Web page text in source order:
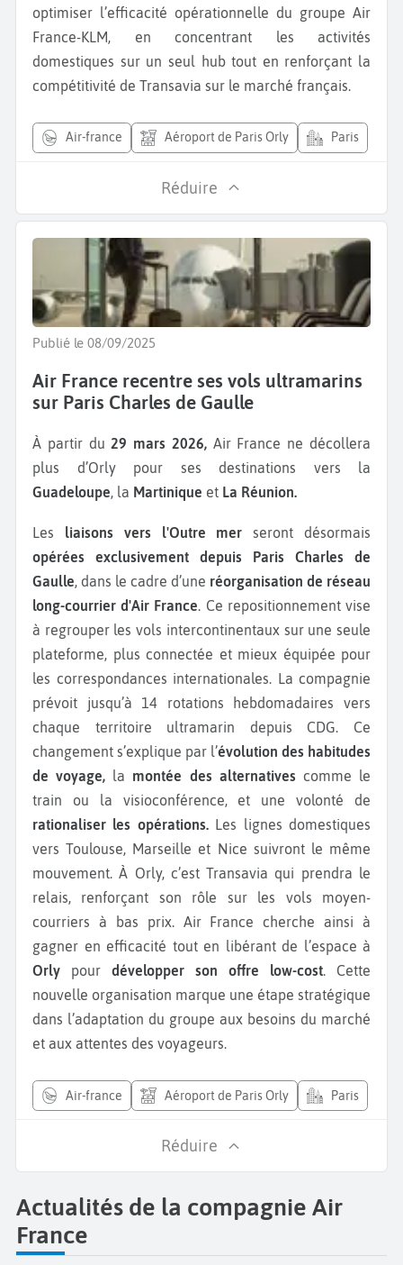
optimiser l’efficacité opérationnelle du groupe Air
France-KLM, en concentrant les activités
domestiques sur un seul hub tout en renforçant la
compétitivité de Transavia sur le marché français.
air-france Aéroport de Paris Orly Paris
Réduire
Publié le 08/09/2025
Air France recentre ses vols ultramarins
sur Paris Charles de Gaulle
À partir du29 mars 2026, Air France ne décollera
plus d’Orly pour ses destinations vers la
Guadeloupe, la Martinique et La Réunion.
Les liaisons vers l'Outre merseront désormais
opérées exclusivement depuis Paris Charles de
Gaulle, dans le cadre d’une réorganisation de réseau
long-courrier d'Air France. Ce repositionnement vise
à regrouper les vols intercontinentaux sur une seule
plateforme, plus connectée et mieux équipée pour
les correspondances internationales. La compagnie
prévoit jusqu’à 14 rotations hebdomadaires vers
chaque territoire ultramarin depuis CDG. Ce
changement s’explique par l’évolution des habitudes
de voyage, la montée des alternatives comme le
train ou la visioconférence, et une volonté de
rationaliser les opérations.Les lignes domestiques
vers Toulouse, Marseille et Nice suivront le même
mouvement. À Orly, c’est Transavia qui prendra le
relais, renforçant son rôle sur les vols moyen-
courriers à bas prix. Air France cherche ainsi à
gagner en efficacité tout en libérant de l’espace à
Orly pour développer son offre low-cost. Cette
nouvelle organisation marque une étape stratégique
dans l’adaptation du groupe aux besoins du marché
et aux attentes des voyageurs.
air-france Aéroport de Paris Orly Paris
Réduire
Actualités de la compagnie Air
France